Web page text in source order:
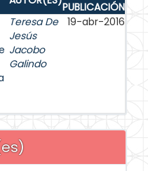
PUBLICACIÓN
Teresa De
Jesús
Jacobo
Galindo
19-abr-2016